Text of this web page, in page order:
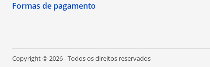
Formas de pagamento
Copyright © 2026 - Todos os direitos reservados